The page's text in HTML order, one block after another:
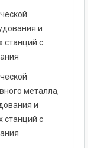
и
станций с
металла,
и
станций с